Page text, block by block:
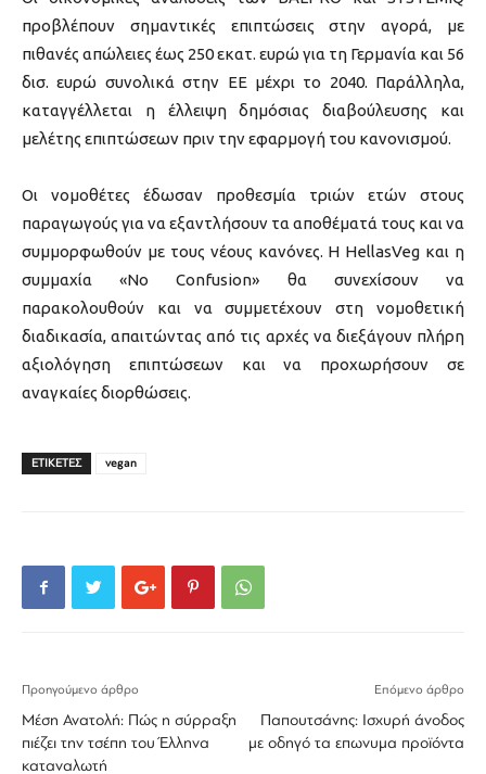
προβλέπουν σημαντικές επιπτώσεις στην αγορά, με
πιθανές απώλειες έως 250 εκατ. ευρώ για τη Γερμανία και 56
δισ. ευρώ συνολικά στην ΕΕ μέχρι το 2040. Παράλληλα,
καταγγέλλεται η έλλειψη δημόσιας διαβούλευσης και
μελέτης επιπτώσεων πριν την εφαρμογή του κανονισμού.
Οι νομοθέτες έδωσαν προθεσμία τριών ετών στους
παραγωγούς για να εξαντλήσουν τα αποθέματά τους και να
συμμορφωθούν με τους νέους κανόνες. Η HellasVeg και η
συμμαχία «No Confusion» θα συνεχίσουν να
παρακολουθούν και να συμμετέχουν στη νομοθετική
διαδικασία, απαιτώντας από τις αρχές να διεξάγουν πλήρη
αξιολόγηση επιπτώσεων και να προχωρήσουν σε
αναγκαίες διορθώσεις.
ΕΤΙΚΕΤΕΣ vegan
Προηγούμενο άρθρο
Μέση Ανατολή: Πώς η σύρραξη
πιέζει την τσέπη του Έλληνα
καταναλωτή
Επόμενο άρθρο
Παπουτσάνης: Ισχυρή άνοδος
με οδηγό τα επωνυμα προϊόντα